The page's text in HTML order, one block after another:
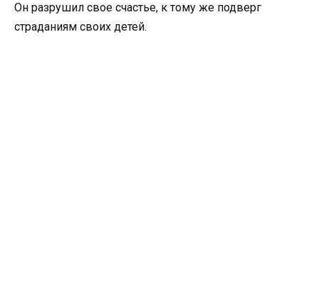
Он разрушил свое счастье, к тому же подверг
страданиям своих детей.